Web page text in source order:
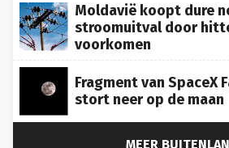
Moldavië koopt dure
stroomuitval door
voorkomen
Fragment van SpaceX
stort neer op de maan
MEER